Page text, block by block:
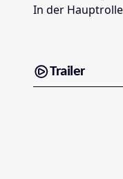
In der
Trailer